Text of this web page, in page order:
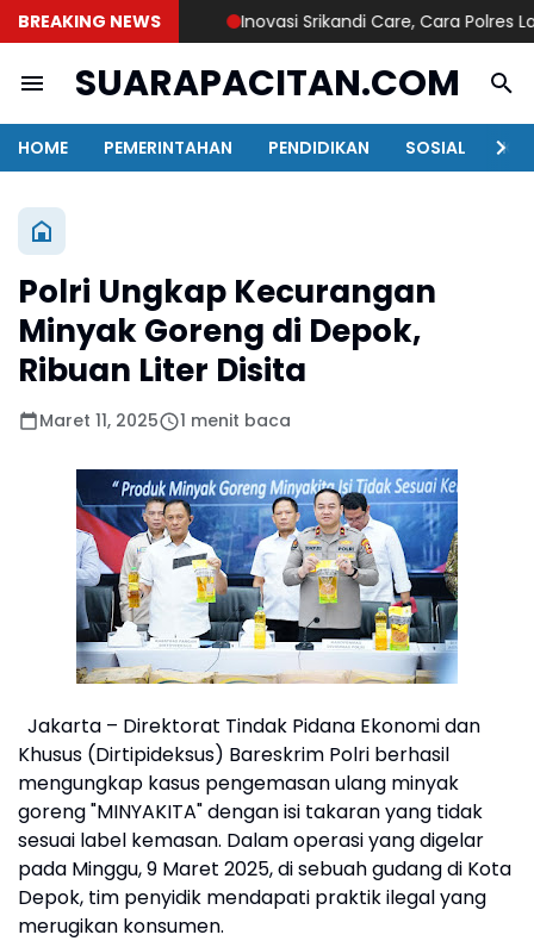
BREAKING NEWS Inovasi Srikandi Care, Cara Polres
SUARAPACITAN.COM
HOME PEMERINTAHAN PENDIDIKAN SOSIAL
Polri Ungkap Kecurangan
Minyak Goreng di Depok,
Ribuan Liter Disita
Maret 11, 2025 1 menit baca
Jakarta – Direktorat Tindak Pidana Ekonomi dan
Khusus (Dirtipideksus) Bareskrim Polri berhasil
mengungkap kasus pengemasan ulang minyak
goreng "MINYAKITA" dengan isi takaran yang tidak
sesuai label kemasan. Dalam operasi yang digelar
pada Minggu, 9 Maret 2025, di sebuah gudang di Kota
Depok, tim penyidik mendapati praktik ilegal yang
merugikan konsumen.